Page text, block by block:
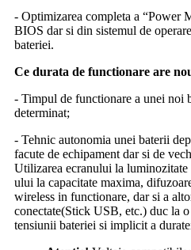
- Optimizarea completa a “Power
BIOS dar si din sistemul de
bateriei.
Ce durata de functionare are
- Timpul de functionare a unei noi
determinat;
- Tehnic autonomia unei baterii
facute de echipament dar si de
Utilizarea ecranului la
ului la capacitate maxima,
wireless in functionare, dar si a
conectate(Stick USB, etc.) duc la
tensiunii bateriei si implicit a